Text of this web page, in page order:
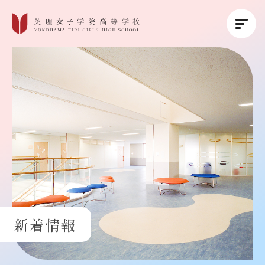
英理女子学院について
英理女子学院の教育
コース紹介
学校生活
進路・進学
新着情報